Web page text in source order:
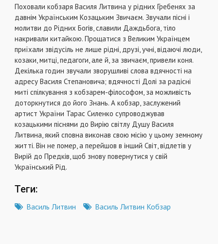
Поховали кобзаря Василя Литвина у рідних Гребенях за
давнім Українським Козацьким Звичаєм. Звучали пісні і
молитви до Рідних Богів, славили Даждьбога, тіло
накривали китайкою. Прощатися з Великим Українцем
приїхали звідусіль не лише рідні, друзі, учні, відаючі люди,
козаки, митці, педагоги, але й, за звичаєм, привели коня.
Декілька годин звучали зворушливі слова вдячності на
адресу Василя Степановича; вдячності Долі за радісні
миті спілкування з кобзарем-філософом, за можливість
доторкнутися до його Знань. А кобзар, заслужений
артист України Тарас Силенко супроводжував
козацькими піснями до Вирію світлу Душу Василя
Литвина, який сповна виконав свою місію у цьому земному
житті. Він не помер, а перейшов в інший Світ, відлетів у
Вирій до Предків, щоб знову повернутися у свій
Український Рід.
Теги:
Василь Литвин Василь Литвин Кобзар